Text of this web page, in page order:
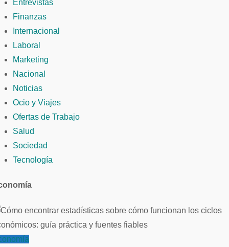
Entrevistas
Finanzas
Internacional
Laboral
Marketing
Nacional
Noticias
Ocio y Viajes
Ofertas de Trabajo
Salud
Sociedad
Tecnología